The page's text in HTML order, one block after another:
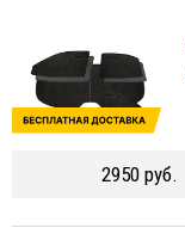
2950 руб.